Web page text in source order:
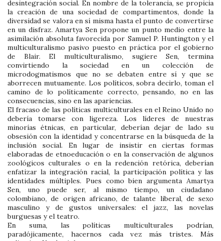
desintegración social. En nombre de la tolerancia, se propicia
la creación de una sociedad de compartimentos, donde la
diversidad se valora en sí misma hasta el punto de convertirse
en un disfraz. Amartya Sen propone un punto medio entre la
asimilación absoluta favorecida por Samuel P. Huntington y el
multiculturalismo pasivo puesto en práctica por el gobierno
de Blair. El multiculturalismo, sugiere Sen, termina
convirtiendo la sociedad en un colección de
microdogmatismos que no se debaten entre sí y que se
aborrecen mutuamente. Los políticos, sobra decirlo, toman el
camino de lo políticamente correcto, pensando, no en las
consecuencias, sino en las apariencias.
El fracaso de las políticas multiculturales en el Reino Unido no
debería tomarse con ligereza. Los líderes de nuestras
minorías étnicas, en particular, deberían dejar de lado su
obsesión con la identidad y concentrarse en la búsqueda de la
inclusión social. En lugar de insistir en ciertas formas
elaboradas de etnoeducación o en la conservación de algunos
zoológicos culturales o en la redención retórica, deberían
enfatizar la integración racial, la participación política y las
identidades múltiples. Pues como bien argumenta Amartya
Sen, uno puede ser, al mismo tiempo, un ciudadano
colombiano, de origen africano, de talante liberal, de sexo
masculino y de gustos universales: el jazz, las novelas
burguesas y el teatro.
En suma, las políticas multiculturales podrían,
paradójicamente, hacernos cada vez más tristes. Más